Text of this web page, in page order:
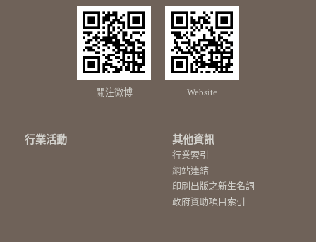
關注微博 Website
行業活動 其他資訊
行業索引
網站連結
印刷出版之新生名詞
政府資助項目索引